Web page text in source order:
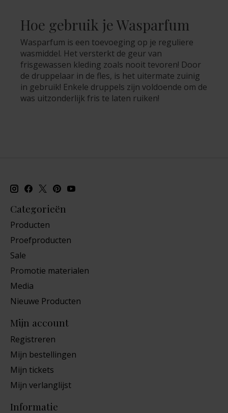
Hoe gebruik je Wasparfum
Wasparfum is een toevoeging op je reguliere
wasmiddel. Het versterkt de geur van
frisgewassen kleding zoals nooit tevoren! Door
de druppelaar in de fles, is het uitermate zuinig
in gebruik! Enkele druppels zijn voldoende om de
was uitzonderlijk fris te laten ruiken!
Categorieën
Producten
Proefproducten
Sale
Promotie materialen
Media
Nieuwe Producten
Mijn account
Registreren
Mijn bestellingen
Mijn tickets
Mijn verlanglijst
Informatie